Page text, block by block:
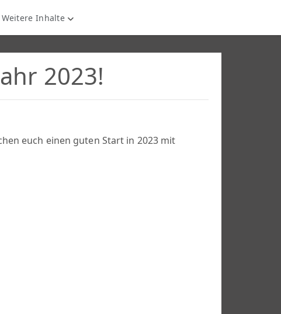
Weitere Inhalte
2023!
euch einen guten Start in 2023 mit